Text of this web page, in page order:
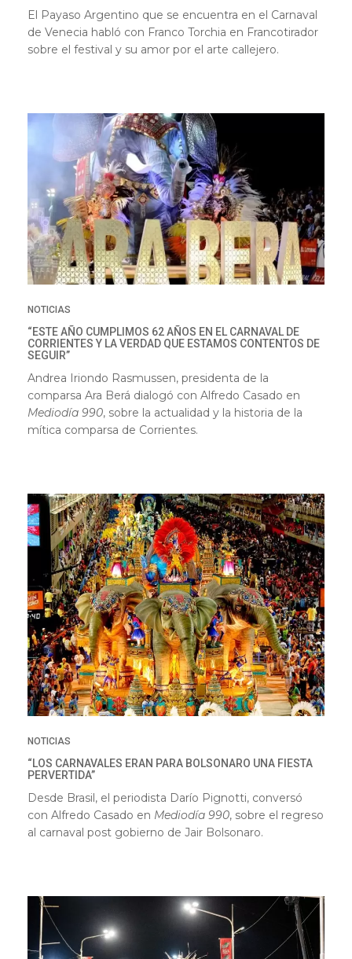
El Payaso Argentino que se encuentra en el Carnaval
de Venecia habló con Franco Torchia en Francotirador
sobre el festival y su amor por el arte callejero.
NOTICIAS
“ESTE AÑO CUMPLIMOS 62 AÑOS EN EL CARNAVAL DE
CORRIENTES Y LA VERDAD QUE ESTAMOS CONTENTOS DE
SEGUIR”
Andrea Iriondo Rasmussen, presidenta de la
comparsa Ara Berá dialogó con Alfredo Casado en
Mediodía 990, sobre la actualidad y la historia de la
mítica comparsa de Corrientes.
NOTICIAS
“LOS CARNAVALES ERAN PARA BOLSONARO UNA FIESTA
PERVERTIDA”
Desde Brasil, el periodista Darío Pignotti, conversó
con Alfredo Casado en Mediodía 990, sobre el regreso
al carnaval post gobierno de Jair Bolsonaro.